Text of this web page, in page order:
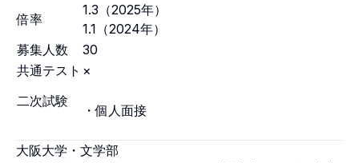
倍率
1.3（2025年）
1.1（2024年）
募集人数
30
共通テスト ×
二次試験
・個人面接
大阪大学・文学部